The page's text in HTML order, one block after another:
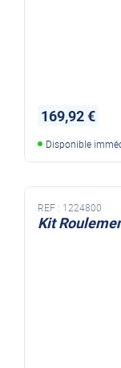
169,92 €
Disponible
REF : 1224800
Kit